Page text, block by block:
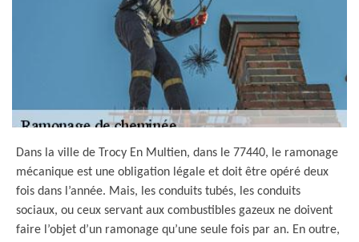
Dans la ville de Trocy En Multien, dans le 77440, le ramonage
mécanique est une obligation légale et doit être opéré deux
fois dans l’année. Mais, les conduits tubés, les conduits
sociaux, ou ceux servant aux combustibles gazeux ne doivent
faire l’objet d’un ramonage qu’une seule fois par an. En outre,